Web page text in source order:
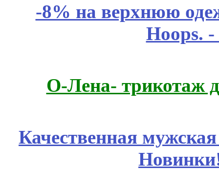
-8% на верхнюю
Hoops.
О-Лена- трикотаж
Качественная